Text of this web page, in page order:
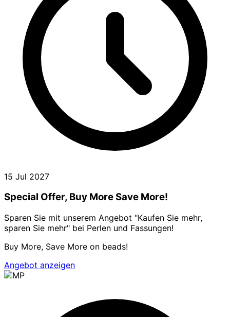
15 Jul 2027
Special Offer, Buy More Save More!
Sparen Sie mit unserem Angebot "Kaufen Sie mehr,
sparen Sie mehr" bei Perlen und Fassungen!
Buy More, Save More on beads!
Angebot anzeigen